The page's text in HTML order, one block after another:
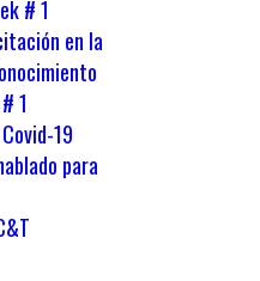
# 1
en la
1
19
para